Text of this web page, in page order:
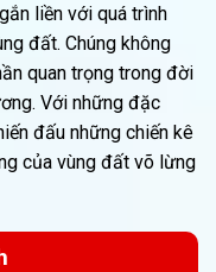
liền với quá trình
đất. Chúng không
quan trọng trong đời
Với những đặc
đấu những chiến kê
của vùng đất võ lừng